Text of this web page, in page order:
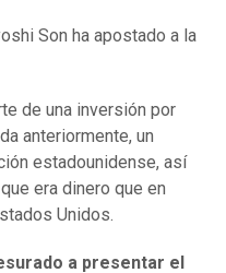
Son ha apostado a la
de una inversión por
anteriormente, un
estadounidense, así
era dinero que en
Unidos.
a presentar el